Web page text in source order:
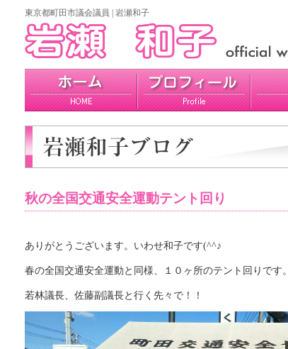
東京都町田市議会議員 | 岩瀬和子
プロフィール 政策 活動報告
秋の全国交通安全運動テント回り
ありがとうございます。いわせ和子です(^^♪
春の全国交通安全運動と同様、１０ヶ所のテント回りです。
若林議長、佐藤副議長と行く先々で！！